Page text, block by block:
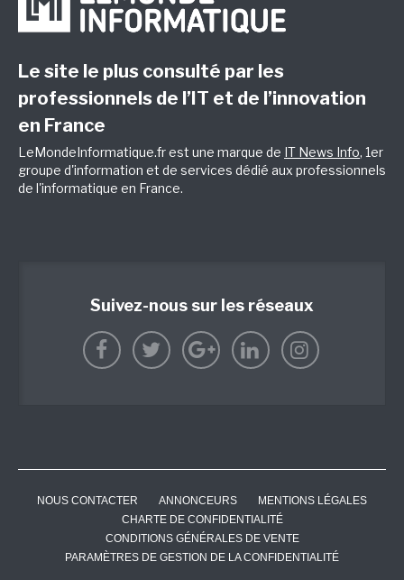
Le site le plus consulté par les
professionnels de l’IT et de l’innovation
en France
LeMondeInformatique.fr est une marque de IT News Info, 1er
groupe d'information et de services dédié aux professionnels
de l'informatique en France.
Suivez-nous sur les réseaux
NOUS CONTACTER ANNONCEURS
MENTIONS LÉGALES
CHARTE DE CONFIDENTIALITÉ
CONDITIONS GÉNÉRALES DE VENTE
PARAMÈTRES DE GESTION DE LA CONFIDENTIALITÉ